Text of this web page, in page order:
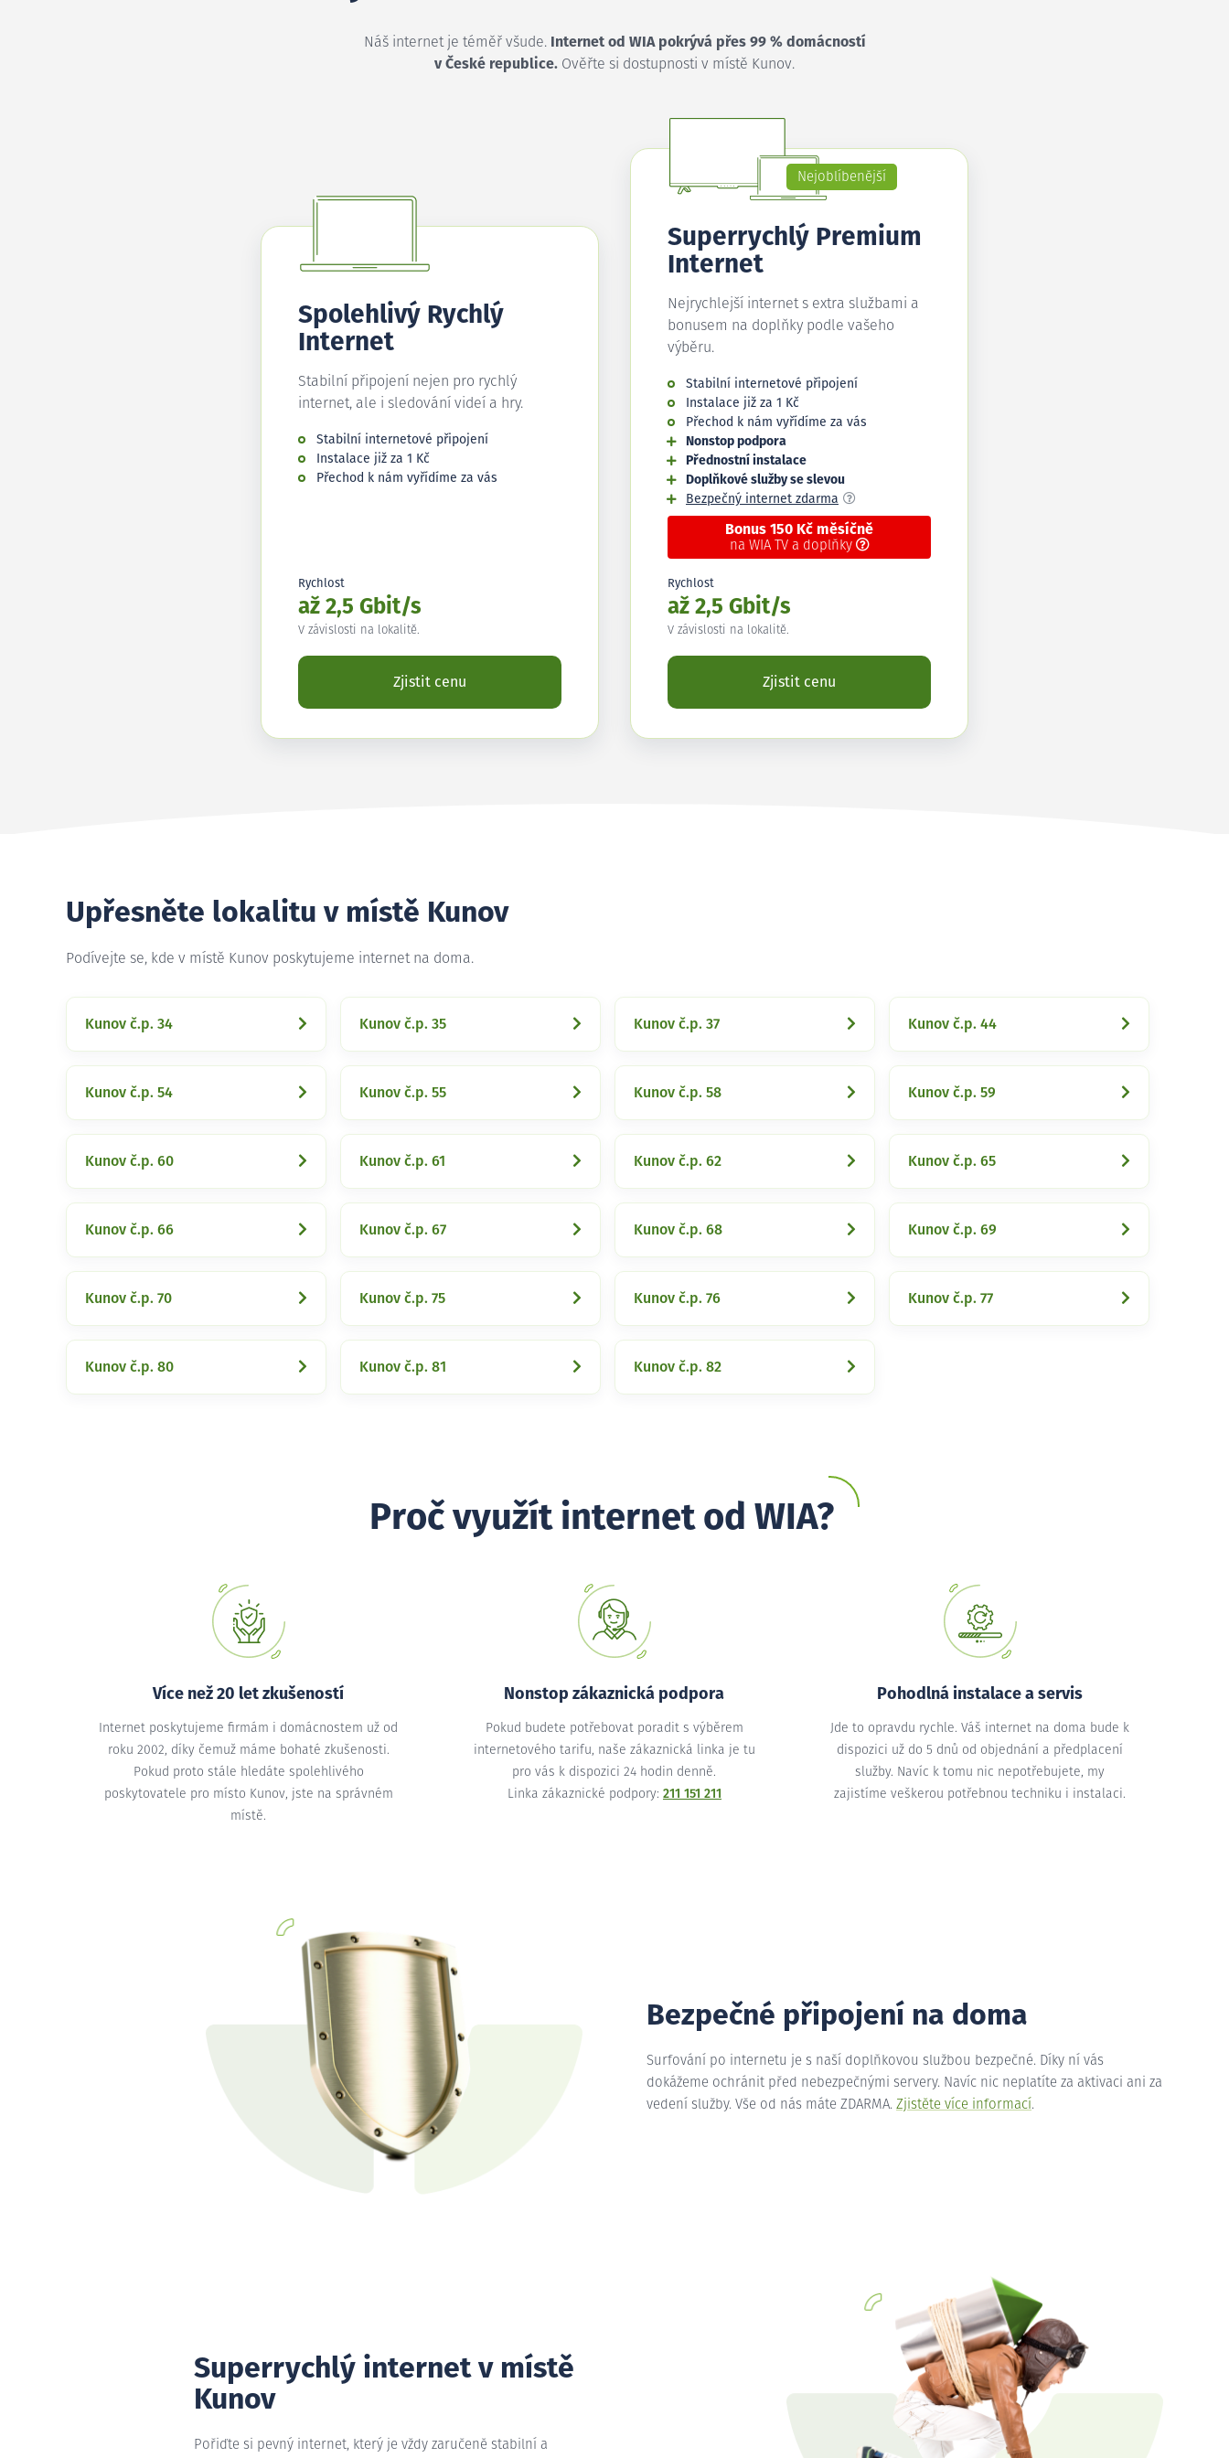
Náš internet je téměř všude.
Internet od WIA pokrývá přes 99 % domácností
v České republice. Ověřte si dostupnosti v místě Kunov.
Spolehlivý Rychlý
Internet
Stabilní připojení nejen pro rychlý
internet, ale i sledování videí a hry.
Stabilní internetové připojení
Instalace již za 1 Kč
Přechod k nám vyřídíme za vás
Rychlost
až 2,5 Gbit/s
V závislosti na lokalitě.
Zjistit cenu
Nejoblíbenější
Superrychlý Premium
Internet
Nejrychlejší internet s extra službami a
bonusem na doplňky podle vašeho
výběru.
Stabilní internetové připojení
Instalace již za 1 Kč
Přechod k nám vyřídíme za vás
Nonstop podpora
Přednostní instalace
Doplňkové služby se slevou
Bezpečný internet zdarma
Bonus 150 Kč měsíčně
na WIA TV a doplňky
Rychlost
až 2,5 Gbit/s
V závislosti na lokalitě.
Zjistit cenu
Upřesněte lokalitu v místě Kunov
Podívejte se, kde v místě Kunov poskytujeme internet na doma.
Kunov č.p. 34 Kunov č.p. 35 Kunov č.p. 37 Kunov č.p. 44
Kunov č.p. 54 Kunov č.p. 55 Kunov č.p. 58 Kunov č.p. 59
Kunov č.p. 60 Kunov č.p. 61 Kunov č.p. 62 Kunov č.p. 65
Kunov č.p. 66 Kunov č.p. 67 Kunov č.p. 68 Kunov č.p. 69
Kunov č.p. 70 Kunov č.p. 75 Kunov č.p. 76 Kunov č.p. 77
Kunov č.p. 80 Kunov č.p. 81 Kunov č.p. 82
Proč využít internet od WIA?
Více než 20 let zkušeností
Internet poskytujeme firmám i domácnostem už od
roku 2002, díky čemuž máme bohaté zkušenosti.
Pokud proto stále hledáte spolehlivého
poskytovatele pro místo Kunov, jste na správném
místě.
Nonstop zákaznická podpora
Pokud budete potřebovat poradit s výběrem
internetového tarifu, naše zákaznická linka je tu
pro vás k dispozici 24 hodin denně.
Linka zákaznické podpory: 211 151 211
Pohodlná instalace a servis
Jde to opravdu rychle. Váš internet na doma bude k
dispozici už do 5 dnů od objednání a předplacení
služby. Navíc k tomu nic nepotřebujete, my
zajistíme veškerou potřebnou techniku i instalaci.
Bezpečné připojení na doma
Surfování po internetu je s naší doplňkovou službou bezpečné. Díky ní vás
dokážeme ochránit před nebezpečnými servery. Navíc nic neplatíte za aktivaci ani za
vedení služby. Vše od nás máte ZDARMA. Zjistěte více informací.
Superrychlý internet v místě
Kunov
Pořiďte si pevný internet, který je vždy zaručeně stabilní a